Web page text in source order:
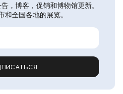
，博客，促销和博物馆更新。
和全国各地的展览。